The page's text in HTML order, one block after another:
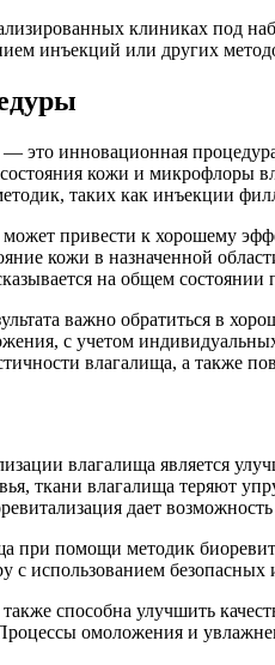
клиниках под
инъекций или других
это инновационная
кожи и микрофлоры
таких как инъекции
привести к хорошему
кожи в назначенной
на общем
важно обратиться в
с учетом
влагалища, а также
влагалища является
ткани влагалища теряют
дает
при помощи методик
с использованием
способна улучшить
омоложения и